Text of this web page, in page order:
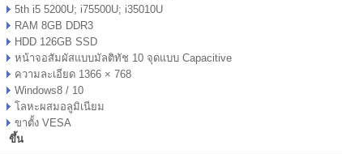
5th i5 5200U; i75500U; i35010U
RAM 8GB DDR3
HDD 126GB SSD
หน้าจอสัมผัสแบบมัลติทัช 10 จุดแบบ Capacitive
ความละเอียด 1366 × 768
Windows8 / 10
โลหะผสมอลูมิเนียม
ขาตั้ง VESA
ขึ้น